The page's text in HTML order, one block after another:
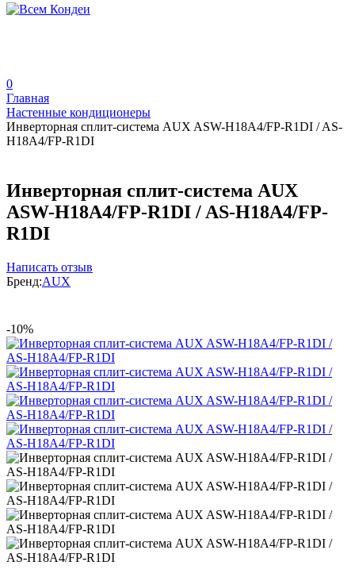
0
Главная
Настенные кондиционеры
Инверторная сплит-система AUX ASW-H18A4/FP-R1DI / AS-
H18A4/FP-R1DI
Инверторная сплит-система AUX
ASW-H18A4/FP-R1DI / AS-H18A4/FP-
R1DI
Написать отзыв
Бренд:AUX
-10%